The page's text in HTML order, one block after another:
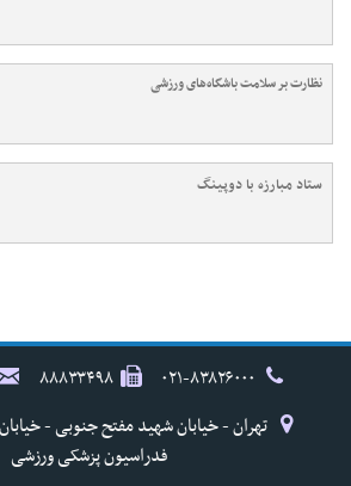
نظارت بر سلامت باشگاه‌های ورزشی
ستاد مبارزه با دوپینگ
۸۸۸۳۳۴۹۸
فدراسیون پزشکی ورزشی